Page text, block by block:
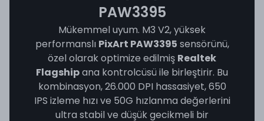
PAW3395
Mükemmel uyum. M3 V2, yüksek
performanslı PixArt PAW3395 sensörünü,
özel olarak optimize edilmiş Realtek
Flagshipana kontrolcüsü ile birleştirir. Bu
kombinasyon, 26.000 DPI hassasiyet, 650
IPS izleme hızı ve 50G hızlanma değerlerini
ultra stabil ve düşük gecikmeli bir